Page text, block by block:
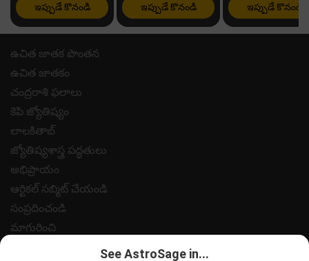
ఇప్పుడే కొనండి ఇప్పుడే కొనండి ఇప్పుడే కొనండి
ఉచిత జాతక పొంతన
ఉచిత జాతకం
చంద్రరాశి ఫలాలు
కెపి జ్యోతిష్యం
లాలకితాబ్
జ్యోతిష్యశాస్త్ర పద్ధతులు
అభిప్రాయం
ఆర్టికల్ సబ్మిట్ చేయండి
సంప్రదించండి
మాగురించి
See AstroSage in...